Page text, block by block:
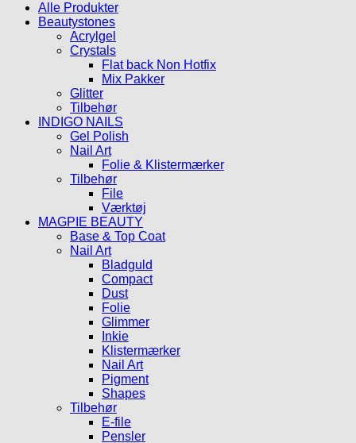
Alle Produkter
Beautystones
Acrylgel
Crystals
Flat back Non Hotfix
Mix Pakker
Glitter
Tilbehør
INDIGO NAILS
Gel Polish
Nail Art
Folie & Klistermærker
Tilbehør
File
Værktøj
MAGPIE BEAUTY
Base & Top Coat
Nail Art
Bladguld
Compact
Dust
Folie
Glimmer
Inkie
Klistermærker
Nail Art
Pigment
Shapes
Tilbehør
E-file
Pensler